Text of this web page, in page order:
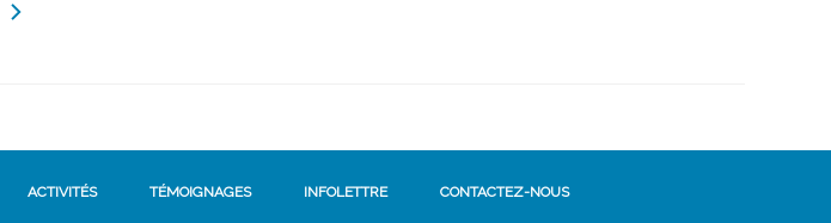
ACTIVITÉS TÉMOIGNAGES INFOLETTRE CONTACTEZ-NOUS